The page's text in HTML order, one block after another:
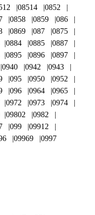
08514
0852
0858 0859
086
0869 087
0875
0884 0885
0887
0895 0896
0897
0940 0942
0943
095 0950
0952
096 0964
0965
0972 0973
0974
09802
0982
099
09912
09969 0997